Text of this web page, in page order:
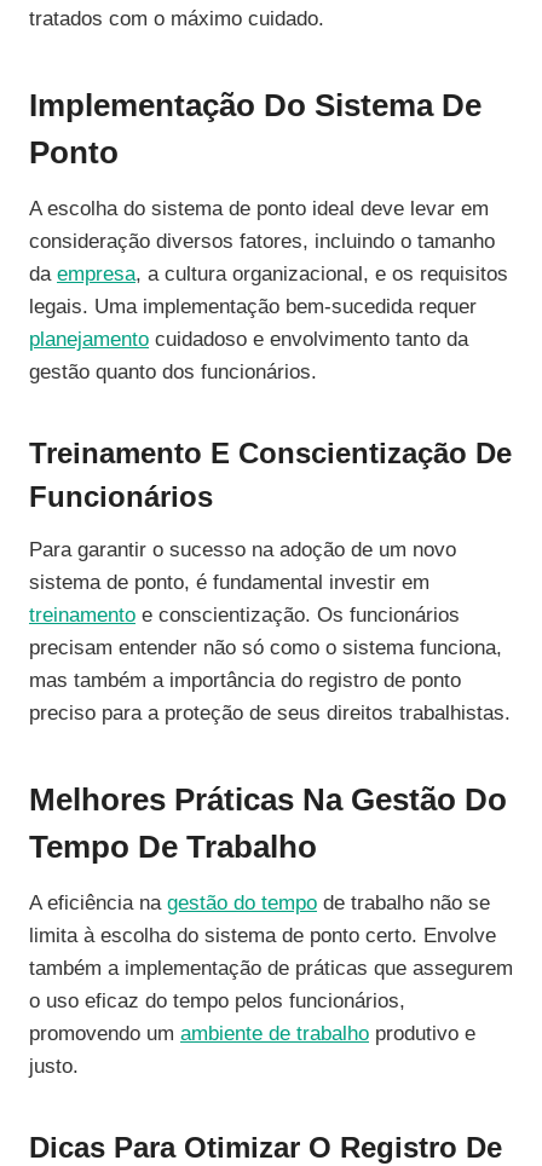
tratados com o máximo cuidado.
Implementação Do Sistema De
Ponto
A escolha do sistema de ponto ideal deve levar em
consideração diversos fatores, incluindo o tamanho
da empresa, a cultura organizacional, e os requisitos
legais. Uma implementação bem-sucedida requer
planejamento cuidadoso e envolvimento tanto da
gestão quanto dos funcionários.
Treinamento E Conscientização De
Funcionários
Para garantir o sucesso na adoção de um novo
sistema de ponto, é fundamental investir em
treinamento e conscientização. Os funcionários
precisam entender não só como o sistema funciona,
mas também a importância do registro de ponto
preciso para a proteção de seus direitos trabalhistas.
Melhores Práticas Na Gestão Do
Tempo De Trabalho
A eficiência na gestão do tempo de trabalho não se
limita à escolha do sistema de ponto certo. Envolve
também a implementação de práticas que assegurem
o uso eficaz do tempo pelos funcionários,
promovendo um ambiente de trabalho produtivo e
justo.
Dicas Para Otimizar O Registro De